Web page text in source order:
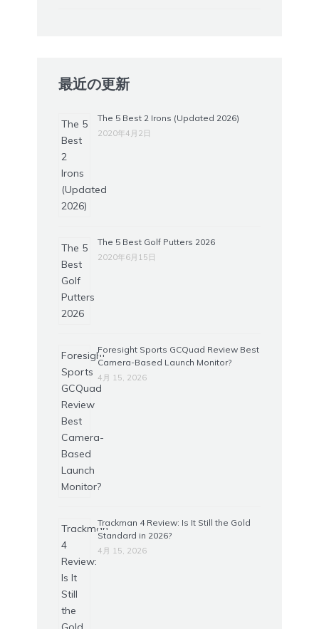
最近の更新
The 5 Best 2 Irons (Updated 2026)
2020年4月2日
The 5 Best Golf Putters 2026
2020年6月15日
Foresight Sports GCQuad Review Best
Camera-Based Launch Monitor?
4月 15, 2026
Trackman 4 Review: Is It Still the Gold
Standard in 2026?
4月 15, 2026